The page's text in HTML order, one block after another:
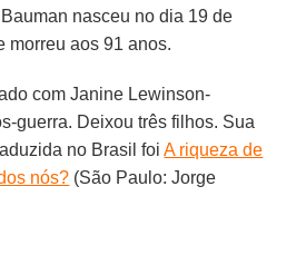
nasceu no dia 19 de
morreu aos 91 anos.
com Janine Lewinson-
guerra. Deixou três filhos. Sua
no Brasil foiA riqueza de
nós? (São Paulo: Jorge